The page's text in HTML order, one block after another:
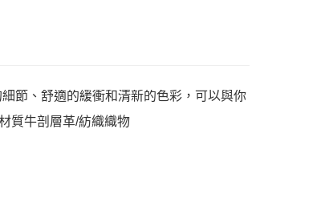
節、舒適的緩衝和清新的色彩，可以與你
質牛剖層革/紡織織物